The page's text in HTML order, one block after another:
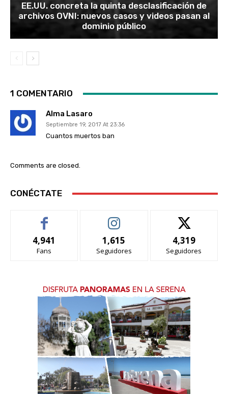
EE.UU. concreta la quinta desclasificación de
archivos OVNI: nuevos casos y videos pasan al
dominio público
1 COMENTARIO
Alma Lasaro
Septiembre 19, 2017 At 23:36
Cuantos muertos ban
Comments are closed.
CONÉCTATE
4,941
Fans
1,615
Seguidores
4,319
Seguidores